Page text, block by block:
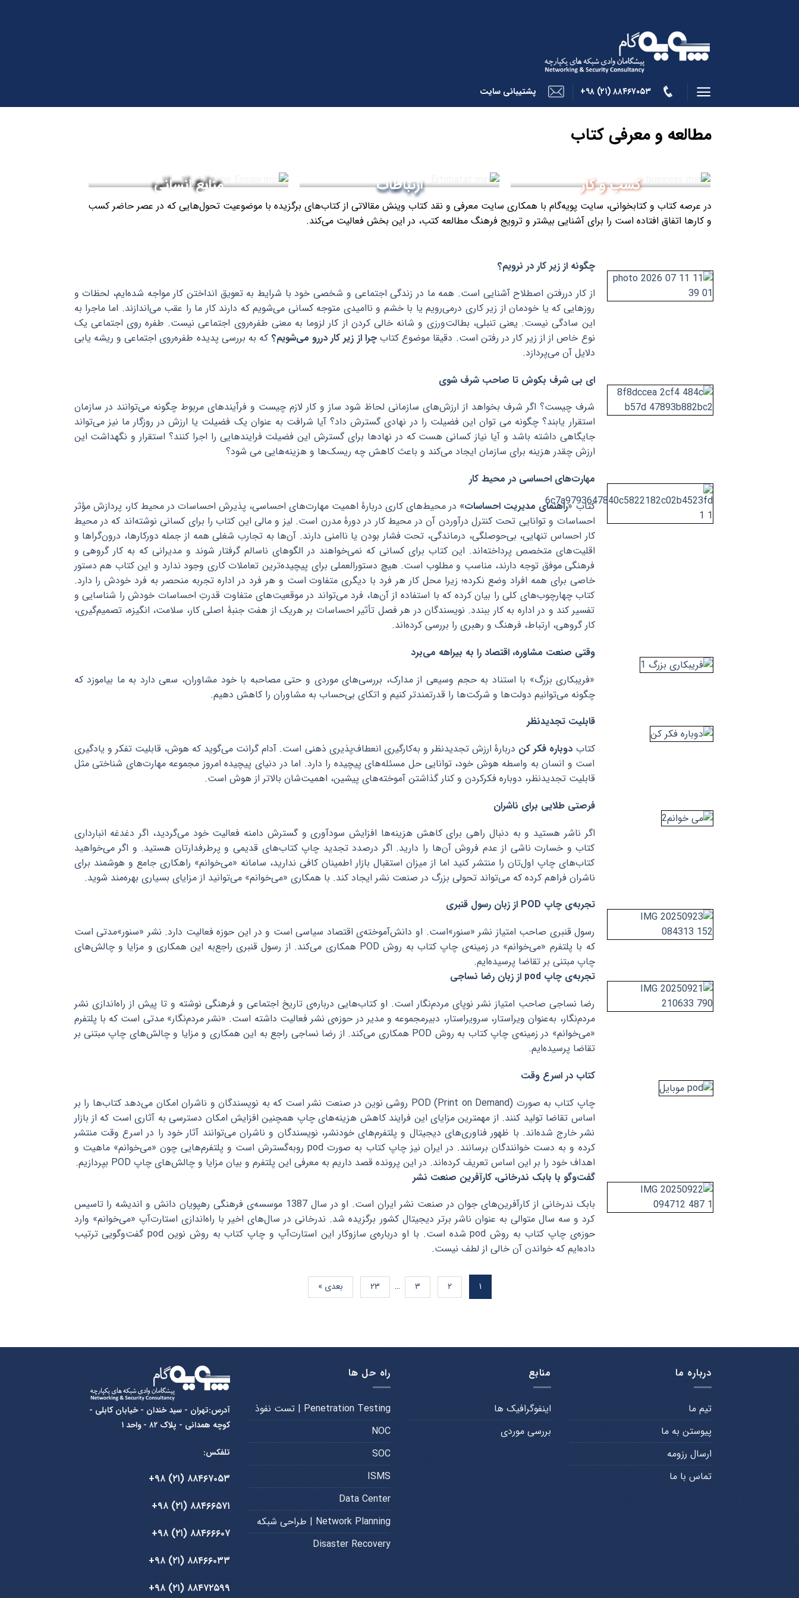
۸۸۴۶۷۰۵۳ (۲۱) ۹۸+ پشتیبانی سایت
مطالعه و معرفی کتاب
کسب و کار ارتباطات منابع انسانی
در عرصه کتاب و کتابخوانی، سایت پویه‌گام با همکاری سایت معرفی و نقد کتاب وینش مقالاتی از کتاب‌های برگزیده با موضوعیت تحول‌هایی که در عصر حاضر کسب
و کارها اتفاق افتاده است را برای آشنایی بیشتر و ترویج فرهنگ مطالعه کتب، در این بخش فعالیت می‌کند.
چگونه از زیر کار در نرویم؟
از کار دررفتن اصطلاح آشنایی است. همه ما در زندگی اجتماعی و شخصی خود با شرایط به تعویق انداختن کار مواجه شده‌ایم، لحظات و
روزهایی که یا خودمان از زیر کاری درمی‌رویم یا با خشم و ناامیدی متوجه کسانی می‌شویم که دارند کار ما را عقب می‌اندازند. اما ماجرا به
این سادگی نیست. یعنی تنبلی، بطالت‌ورزی و شانه خالی کردن از کار لزوما به معنی طفره‌روی اجتماعی نیست. طفره روی اجتماعی یک
نوع خاص از از زیر کار در رفتن است. دقیقا موضوع کتابچرا از زیر کار دررو می‌شویم؟ که به بررسی پدیده طفره‌روی اجتماعی و ریشه یابی
دلایل آن می‌پردازد.
ای بی شرف بکوش تا صاحب شرف شوی
شرف چیست؟ اگر شرف بخواهد از ارزش‌های سازمانی لحاظ شود ساز و کار لازم چیست و فرآیندهای مربوط چگونه می‌توانند در سازمان
استقرار یابند؟ چگونه می توان این فضیلت را در نهادی گسترش داد؟ آیا شرافت به عنوان یک فضیلت یا ارزش در روزگار ما نیز می‌تواند
جایگاهی داشته باشد و آیا نیاز کسانی هست که در نهادها برای گسترش این فضیلت فرایندهایی را اجرا کنند؟ استقرار و نگهداشت این
ارزش چقدر هزینه برای سازمان ایجاد می‌کند و باعث کاهش چه ریسک‌ها و هزینه‌هایی می شود؟
مهارت‌های احساسی در محیط کار
کتاب «راهنمای مدیریت احساسات» در محیط‌های کاری دربارهٔ اهمیت مهارت‌های احساسی، پذیرش احساسات در محیط کار، پردازش مؤثر
احساسات و توانایی تحت کنترل درآوردن آن در محیط کار در دورهٔ مدرن است. لیز و مالی این کتاب را برای کسانی نوشته‌اند که در محیط
کار احساس تنهایی، بی‌حوصلگی، درماندگی، تحت فشار بودن یا ناامنی دارند. آن‌ها به تجارب شغلی همه از جمله دورکارها، درون‌گراها و
اقلیت‌های متخصص پرداخته‌اند. این کتاب برای کسانی که نمی‌خواهند در الگوهای ناسالم گرفتار شوند و مدیرانی که به کار گروهی و
فرهنگی موفق توجه دارند، مناسب و مطلوب است. هیچ دستورالعملی برای پیچیده‌ترین تعاملات کاری وجود ندارد و این کتاب هم دستور
خاصی برای همه افراد وضع نکرده؛ زیرا محل کار هر فرد با دیگری متفاوت است و هر فرد در اداره تجربه منحصر به فرد خودش را دارد.
کتاب چهارچوب‌های کلی را بیان کرده که با استفاده از آن‌ها، فرد می‌تواند در موقعیت‌های متفاوت قدرتِ احساسات خودش را شناسایی و
تفسیر کند و در اداره به کار ببندد. نویسندگان در هر فصل تأثیر احساسات بر هریک از هفت جنبهٔ اصلی کار، سلامت، انگیزه، تصمیم‌گیری،
کار گروهی، ارتباط، فرهنگ و رهبری را بررسی کرده‌اند.
وقتی صنعت مشاوره، اقتصاد را به بیراهه می‌برد
«فریبکاری بزرگ» با استناد به حجم وسیعی از مدارک، بررسی‌های موردی و حتی مصاحبه با خود مشاوران، سعی دارد به ما بیاموزد که
چگونه می‌توانیم دولت‌ها و شرکت‌ها را قدرتمندتر کنیم و اتکای بی‌حساب به مشاوران را کاهش دهیم.
قابلیت تجدیدنظر
کتاب دوباره فکر کن دربارۀ ارزش تجدیدنظر و به‌کارگیری انعطاف‌پذیری ذهنی است. آدام گرانت می‌گوید که هوش، قابلیت تفکر و یادگیری
است و انسان به واسطه هوش خود، توانایی حل مسئله‌های پیچیده را دارد. اما در دنیای پیچیده امروز مجموعه مهارت‌های شناختی مثل
قابلیت تجدیدنظر، دوباره فکرکردن و کنار گذاشتن آموخته‌های پیشین، اهمیت‌شان بالاتر از هوش است.
فرصتی طلایی برای ناشران
اگر ناشر هستید و به دنبال راهی برای کاهش هزینه‌‌ها افزایش سودآوری و گسترش دامنه فعالیت خود می‌گردید، اگر دغدغه انبارداری
کتاب و خسارت ناشی از عدم فروش‌ آن‌‌ها را دارید. اگر درصدد تجدید چاپ کتاب‌‌های قدیمی و پرطرفدارتان هستید. و اگر می‌خواهید
کتاب‌‌های‌ چاپ اول‌تان را منتشر کنید اما از میزان استقبال بازار اطمینان کافی ندارید، سامانه «می‌خوانم» راهکاری جامع و هوشمند برای
ناشران فراهم کرده که می‌تواند تحولی بزرگ در صنعت نشر ایجاد کند. با همکاری «می‌خوانم» می‌توانید از مزایای بسیاری بهره‌مند شوید.
تجربه‌ی چاپ POD از زبان رسول قنبری
رسول قنبری صاحب امتیاز نشر «سنور»است. او دانش‌آموخته‌ی اقتصاد سیاسی است و در این حوزه فعالیت دارد. نشر «سنور»مدتی است
که با پلتفرم «می‌خوانم» در زمینه‌ی چاپ کتاب به روش POD همکاری می‌کند. از رسول قنبری راجع‌به این همکاری و مزایا و چالش‌های
چاپ مبتنی بر تقاضا پرسیده‌ایم.
تجربه‌ی چاپ pod از زبان رضا نساجی
رضا نساجی صاحب امتیاز نشر نوپای مردم‌نگار است. او کتاب‌هایی درباره‌ی تاریخ اجتماعی و فرهنگی نوشته و تا پیش از راه‌اندازی نشر
مردم‌نگار، به‌عنوان ویراستار، سرویراستار، دبیرمجموعه و مدیر در حوزه‌ی نشر فعالیت داشته است. «نشر مردم‌نگار» مدتی است که با پلتفرم
«می‌خوانم» در زمینه‌ی چاپ کتاب به روش POD همکاری می‌کند. از رضا نساجی راجع به این همکاری و مزایا و چالش‌های چاپ مبتنی بر
تقاضا پرسیده‌ایم.
کتاب در اسرع وقت
چاپ کتاب به صورت POD (Print on Demand) روشی نوین در صنعت نشر است که به نویسندگان و ناشران امکان می‌دهد کتاب‌ها را بر
اساس تقاضا تولید کنند. از مهمترین مزایای این فرایند کاهش هزینه‌های چاپ همچنین افزایش امکان دسترسی به آثاری است که از بازار
نشر خارج شده‌اند. با ظهور فناوری‌های دیجیتال و پلتفرم‌های خودنشر، نویسندگان و ناشران می‌توانند آثار خود را در اسرع وقت منتشر
کرده و به دست خوانندگان برسانند. در ایران نیز چاپ کتاب به صورت pod روبه‌گسترش است و پلتفرم‌هایی چون «می‌خوانم» ماهیت و
اهداف خود را بر این اساس تعریف کرده‌اند. در این پرونده قصد داریم به معرفی این پلتفرم و بیان مزایا و چالش‌های چاپ POD بپردازیم.
گفت‌وگو با بابک ندرخانی، کارآفرین صنعت نشر
بابک ندرخانی از کارآفرین‌های جوان در صنعت نشر ایران است. او در سال 1387 موسسه‌ی فرهنگی رهپویان دانش و اندیشه را تاسیس
کرد و سه سال متوالی به عنوان ناشر برتر دیجیتال کشور برگزیده شد. ندرخانی در سال‌های اخیر با راه‌اندازی استارت‌آپ «می‌خوانم» وارد
حوزه‌ی چاپ کتاب به روش pod شده است. با او درباره‌ی سازوکار این استارت‌آپ و چاپ کتاب به روش نوین pod گفت‌و‌گویی ترتیب
داده‌ایم که خواندن آن خالی از لطف نیست.
۱ ۲ ۳ … ۲۳ بعدی »
درباره ما
تیم ما
پیوستن به ما
ارسال رزومه
تماس با ما
منابع
اینفوگرافیک ها
بررسی موردی
راه حل ها
Penetration Testing | تست نفوذ
NOC
SOC
ISMS
Data Center
Network Planning | طراحی شبکه
Disaster Recovery
آدرس:تهران - سید خندان - خیابان کابلی -
کوچه همدانی - پلاک ۸۲ - واحد ۱
تلفکس:
۸۸۴۶۷۰۵۳ (۲۱) ۹۸+
۸۸۴۶۶۵۷۱ (۲۱) ۹۸+
۸۸۴۶۶۶۰۷ (۲۱) ۹۸+
۸۸۴۶۶۰۳۳ (۲۱) ۹۸+
۸۸۴۷۲۵۹۹ (۲۱) ۹۸+